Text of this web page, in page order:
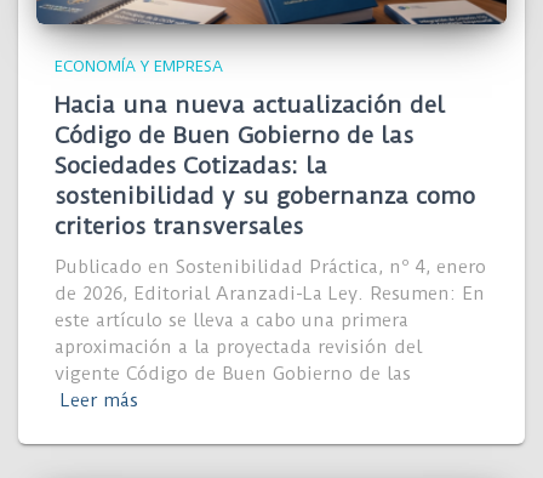
ECONOMÍA Y EMPRESA
Hacia una nueva actualización del
Código de Buen Gobierno de las
Sociedades Cotizadas: la
sostenibilidad y su gobernanza como
criterios transversales
Publicado en Sostenibilidad Práctica, nº 4, enero
de 2026, Editorial Aranzadi-La Ley. Resumen: En
este artículo se lleva a cabo una primera
aproximación a la proyectada revisión del
vigente Código de Buen Gobierno de las
Leer más